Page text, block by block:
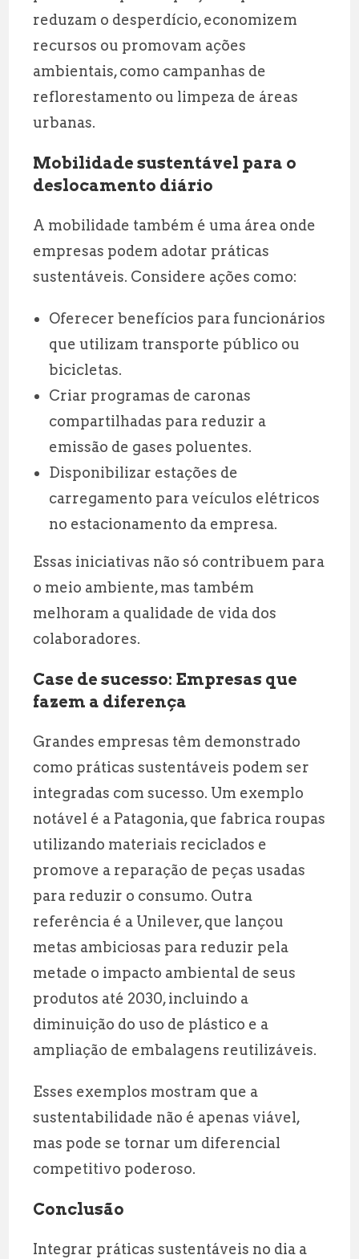
reduzam o desperdício, economizem
recursos ou promovam ações
ambientais, como campanhas de
reflorestamento ou limpeza de áreas
urbanas.
Mobilidade sustentável para o
deslocamento diário
A mobilidade também é uma área onde
empresas podem adotar práticas
sustentáveis. Considere ações como:
Oferecer benefícios para funcionários
que utilizam transporte público ou
bicicletas.
Criar programas de caronas
compartilhadas para reduzir a
emissão de gases poluentes.
Disponibilizar estações de
carregamento para veículos elétricos
no estacionamento da empresa.
Essas iniciativas não só contribuem para
o meio ambiente, mas também
melhoram a qualidade de vida dos
colaboradores.
Case de sucesso: Empresas que
fazem a diferença
Grandes empresas têm demonstrado
como práticas sustentáveis podem ser
integradas com sucesso. Um exemplo
notável é a Patagonia, que fabrica roupas
utilizando materiais reciclados e
promove a reparação de peças usadas
para reduzir o consumo. Outra
referência é a Unilever, que lançou
metas ambiciosas para reduzir pela
metade o impacto ambiental de seus
produtos até 2030, incluindo a
diminuição do uso de plástico e a
ampliação de embalagens reutilizáveis.
Esses exemplos mostram que a
sustentabilidade não é apenas viável,
mas pode se tornar um diferencial
competitivo poderoso.
Conclusão
Integrar práticas sustentáveis no dia a